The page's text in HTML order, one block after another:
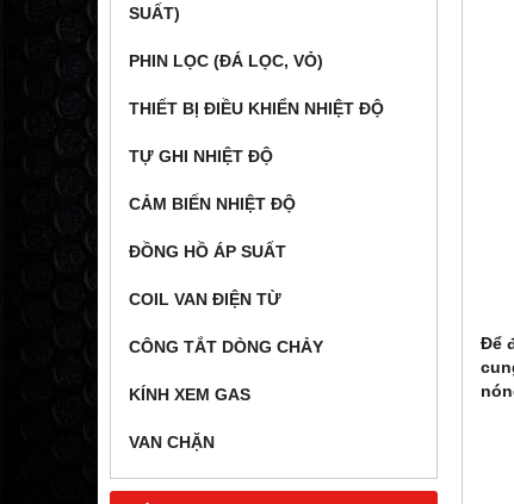
SUẤT)
PHIN LỌC (ĐÁ LỌC, VỎ)
THIẾT BỊ ĐIỀU KHIỂN NHIỆT ĐỘ
TỰ GHI NHIỆT ĐỘ
CẢM BIẾN NHIỆT ĐỘ
ĐỒNG HỒ ÁP SUẤT
COIL VAN ĐIỆN TỪ
CÔNG TẮT DÒNG CHẢY
KÍNH XEM GAS
VAN CHẶN
Để